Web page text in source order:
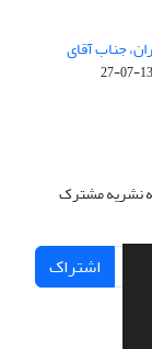
جناب آقای
نشریه مشترک
اشتراک